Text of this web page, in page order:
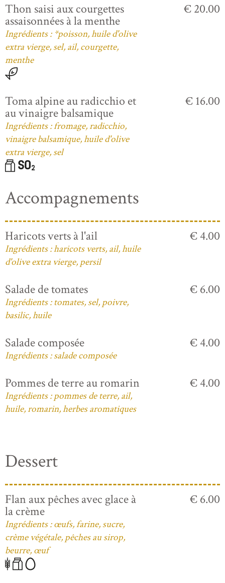
Thon saisi aux courgettes
assaisonnées à la menthe
Ingrédients : *poisson, huile d'olive
extra vierge, sel, ail, courgette,
menthe
€ 20.00
Toma alpine au radicchio et
au vinaigre balsamique
Ingrédients : fromage, radicchio,
vinaigre balsamique, huile d'olive
extra vierge, sel
€ 16.00
Accompagnements
Haricots verts à l'ail
Ingrédients : haricots verts, ail, huile
d'olive extra vierge, persil
€ 4.00
Salade de tomates
Ingrédients : tomates, sel, poivre,
basilic, huile
€ 6.00
Salade composée
Ingrédients : salade composée
€ 4.00
Pommes de terre au romarin
Ingrédients : pommes de terre, ail,
huile, romarin, herbes aromatiques
€ 4.00
Dessert
Flan aux pêches avec glace à
la crème
Ingrédients : œufs, farine, sucre,
crème végétale, pêches au sirop,
beurre, œuf
€ 6.00